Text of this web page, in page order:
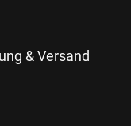
& Versand